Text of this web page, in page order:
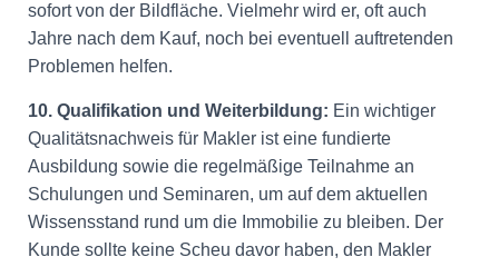
sofort von der Bildfläche. Vielmehr wird er, oft auch
Jahre nach dem Kauf, noch bei eventuell auftretenden
Problemen helfen.
10. Qualifikation und Weiterbildung: Ein wichtiger
Qualitätsnachweis für Makler ist eine fundierte
Ausbildung sowie die regelmäßige Teilnahme an
Schulungen und Seminaren, um auf dem aktuellen
Wissensstand rund um die Immobilie zu bleiben. Der
Kunde sollte keine Scheu davor haben, den Makler